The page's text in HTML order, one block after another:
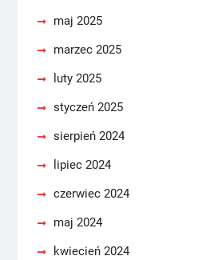
maj 2025
marzec 2025
luty 2025
styczeń 2025
sierpień 2024
lipiec 2024
czerwiec 2024
maj 2024
kwiecień 2024